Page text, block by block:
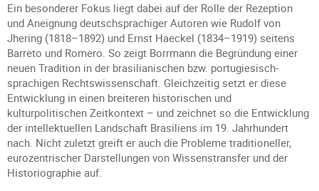
Ein besonderer Fokus liegt dabei auf der Rolle der Rezeption
und Aneignung deutschsprachiger Autoren wie Rudolf von
Jhering (1818–1892) und Ernst Haeckel (1834–1919) seitens
Barreto und Romero. So zeigt Borrmann die Begründung einer
neuen Tradition in der brasilianischen bzw. portugiesisch-
sprachigen Rechtswissenschaft. Gleichzeitig setzt er diese
Entwicklung in einen breiteren historischen und
kulturpolitischen Zeitkontext – und zeichnet so die Entwicklung
der intellektuellen Landschaft Brasiliens im 19. Jahrhundert
nach. Nicht zuletzt greift er auch die Probleme traditioneller,
eurozentrischer Darstellungen von Wissenstransfer und der
Historiographie auf.